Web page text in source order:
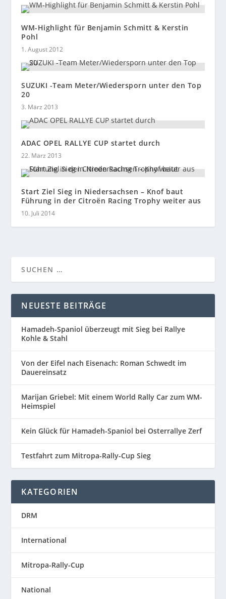
WM-Highlight für Benjamin Schmitt & Kerstin
Pohl
1. August 2012
SUZUKI -Team Meter/Wiedersporn unter den Top
20
3. März 2013
ADAC OPEL RALLYE CUP startet durch
22. März 2013
Start Ziel Sieg in Niedersachsen – Knof baut
Führung in der Citroën Racing Trophy weiter aus
10. Juli 2014
NEUESTE BEITRÄGE
Hamadeh-Spaniol überzeugt mit Sieg bei Rallye
Kohle & Stahl
Von der Eifel nach Eisenach: Roman Schwedt im
Dauereinsatz
Marijan Griebel: Mit einem World Rally Car zum WM-
Heimspiel
Kein Glück für Hamadeh-Spaniol bei Osterrallye Zerf
Testfahrt zum Mitropa-Rally-Cup Sieg
KATEGORIEN
DRM
International
Mitropa-Rally-Cup
National